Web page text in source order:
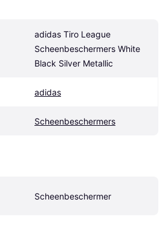
adidas Tiro League
Scheenbeschermers White
Black Silver Metallic
adidas
Scheenbeschermers
Scheenbeschermer